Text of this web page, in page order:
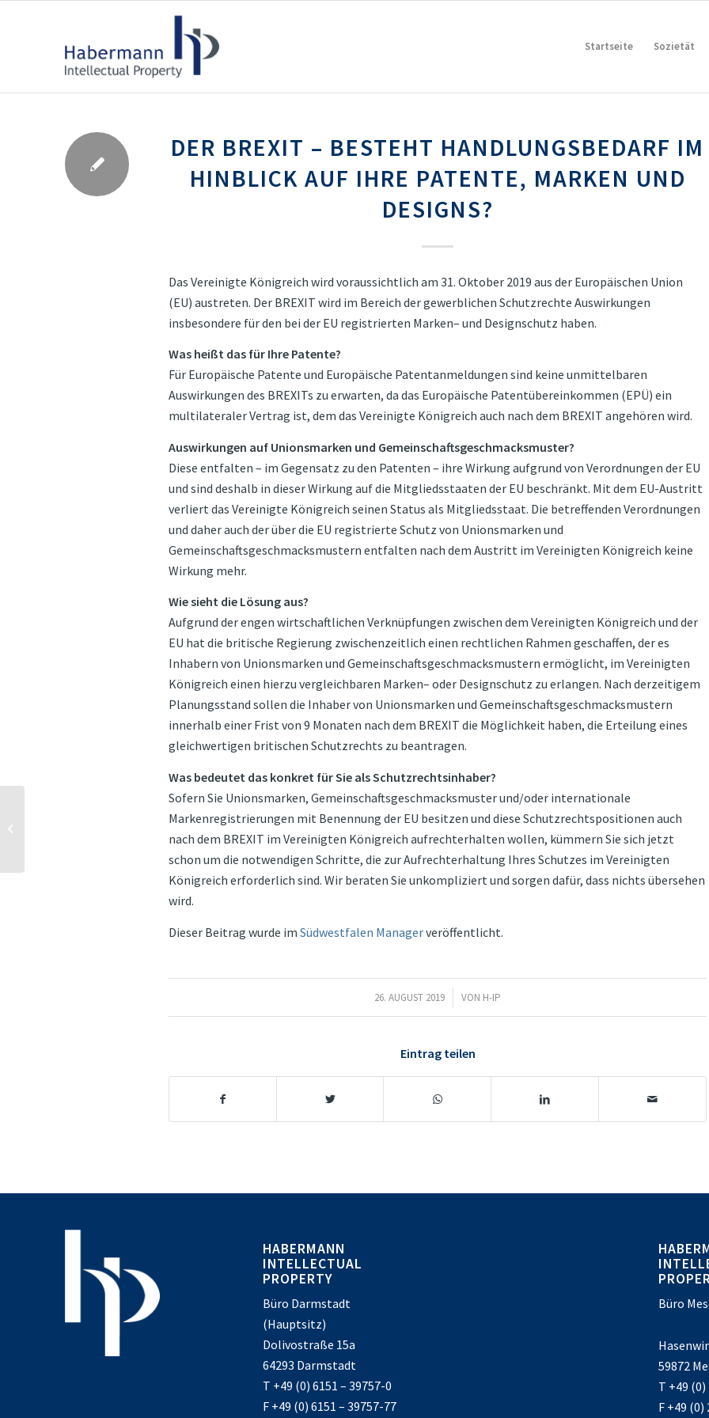
Startseite Sozietät
DER BREXIT – BESTEHT HANDLUNGSBEDARF IM
HINBLICK AUF IHRE PATENTE, MARKEN UND
DESIGNS?
Das Vereinigte Königreich wird voraussichtlich am 31. Oktober 2019 aus der Europäischen Union
(EU) austreten. Der BREXIT wird im Bereich der gewerblichen Schutzrechte Auswirkungen
insbesondere für den bei der EU registrierten Marken– und Designschutz haben.
Was heißt das für Ihre Patente?
Für Europäische Patente und Europäische Patentanmeldungen sind keine unmittelbaren
Auswirkungen des BREXITs zu erwarten, da das Europäische Patentübereinkommen (EPÜ) ein
multilateraler Vertrag ist, dem das Vereinigte Königreich auch nach dem BREXIT angehören wird.
Auswirkungen auf Unionsmarken und Gemeinschaftsgeschmacksmuster?
Diese entfalten – im Gegensatz zu den Patenten – ihre Wirkung aufgrund von Verordnungen der EU
und sind deshalb in dieser Wirkung auf die Mitgliedsstaaten der EU beschränkt. Mit dem EU-Austritt
verliert das Vereinigte Königreich seinen Status als Mitgliedsstaat. Die betreffenden Verordnungen
und daher auch der über die EU registrierte Schutz von Unionsmarken und
Gemeinschaftsgeschmacksmustern entfalten nach dem Austritt im Vereinigten Königreich keine
Wirkung mehr.
Wie sieht die Lösung aus?
Aufgrund der engen wirtschaftlichen Verknüpfungen zwischen dem Vereinigten Königreich und der
EU hat die britische Regierung zwischenzeitlich einen rechtlichen Rahmen geschaffen, der es
Inhabern von Unionsmarken und Gemeinschaftsgeschmacksmustern ermöglicht, im Vereinigten
Königreich einen hierzu vergleichbaren Marken– oder Designschutz zu erlangen. Nach derzeitigem
Planungsstand sollen die Inhaber von Unionsmarken und Gemeinschaftsgeschmacksmustern
innerhalb einer Frist von 9 Monaten nach dem BREXIT die Möglichkeit haben, die Erteilung eines
gleichwertigen britischen Schutzrechts zu beantragen.
Was bedeutet das konkret für Sie als Schutzrechtsinhaber?
Sofern Sie Unionsmarken, Gemeinschaftsgeschmacksmuster und/oder internationale
Markenregistrierungen mit Benennung der EU besitzen und diese Schutzrechtspositionen auch
nach dem BREXIT im Vereinigten Königreich aufrechterhalten wollen, kümmern Sie sich jetzt
schon um die notwendigen Schritte, die zur Aufrechterhaltung Ihres Schutzes im Vereinigten
Königreich erforderlich sind. Wir beraten Sie unkompliziert und sorgen dafür, dass nichts übersehen
wird.
Dieser Beitrag wurde im Südwestfalen Managerveröffentlicht.
26. AUGUST 2019
/ VON H-IP
Eintrag teilen
HABERMANN
INTELLECTUAL
PROPERTY
Büro Darmstadt
(Hauptsitz)
Dolivostraße 15a
64293 Darmstadt
T +49 (0) 6151 – 39757-0
F +49 (0) 6151 – 39757-77
Büro
59872
T +49 (0)
F +49 (0)